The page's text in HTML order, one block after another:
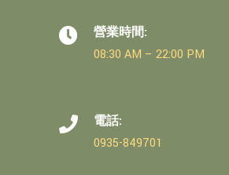
營業時間:
08:30 AM – 22:00 PM
電話:
0935-849701